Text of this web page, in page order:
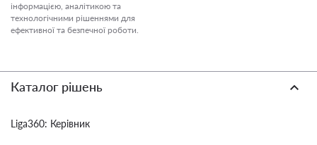
інформацією, аналітикою та
технологічними рішеннями для
ефективної та безпечної роботи.
Каталог рішень
Liga360: Керівник